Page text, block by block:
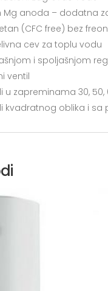
Mg anoda – dodatna
(CFC free) bez
cev za toplu vodu
i spoljašnjom
ventil
zapreminama 30, 50,
kvadratnog oblika i